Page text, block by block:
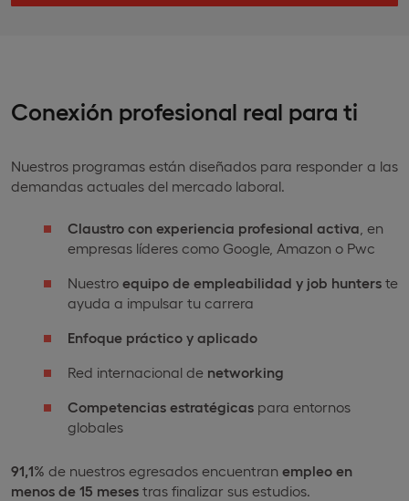
Conexión profesional real para ti
Nuestros programas están diseñados para responder a las
demandas actuales del mercado laboral.​
Claustro con experiencia profesional activa , en
empresas líderes como Google, Amazon o Pwc​
Nuestro equipo de empleabilidad y job hunters te
ayuda a impulsar tu carrera​
Enfoque práctico y aplicado​
Red internacional de networking​
Competencias estratégicas para entornos
globales​
91,1% de nuestros egresados encuentran empleo en
menos de 15 meses tras finalizar sus estudios.​